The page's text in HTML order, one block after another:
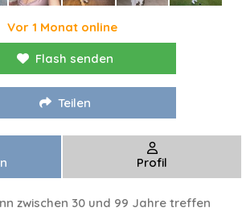
Vor 1 Monat online
Flash senden
Teilen
Profil
zwischen 30 und 99 Jahre treffen